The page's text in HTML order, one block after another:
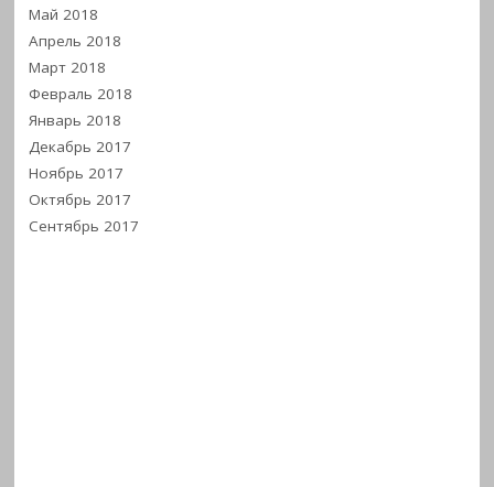
Май 2018
Апрель 2018
Март 2018
Февраль 2018
Январь 2018
Декабрь 2017
Ноябрь 2017
Октябрь 2017
Сентябрь 2017